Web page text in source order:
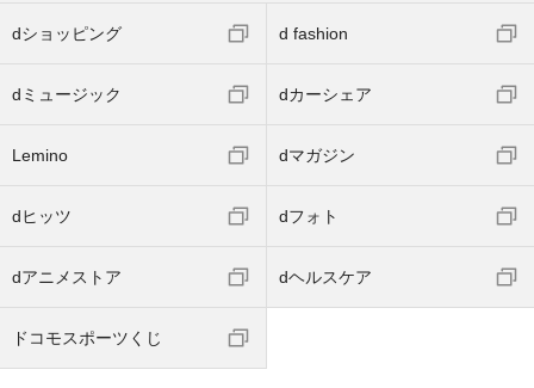
dショッピング d fashion
dミュージック dカーシェア
Lemino dマガジン
dヒッツ dフォト
dアニメストア dヘルスケア
ドコモスポーツくじ